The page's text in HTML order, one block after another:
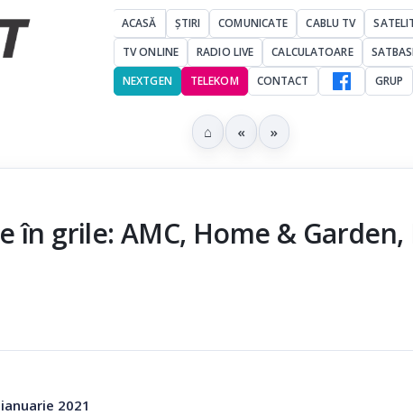
ACASĂ ȘTIRI COMUNICATE CABLU TV
TV ONLINE
RADIO LIVE CALCULATOARE
NEXTGEN
TELEKOM CONTACT GRUP
⌂ « »
în grile: AMC, Home & Garden,
2021